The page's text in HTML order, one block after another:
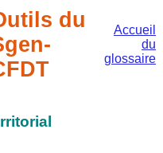
du
Accueil
du
glossaire